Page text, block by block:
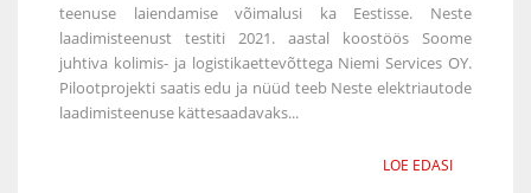
teenuse laiendamise võimalusi ka Eestisse. Neste
laadimisteenust testiti 2021. aastal koostöös Soome
juhtiva kolimis- ja logistikaettevõttega Niemi Services OY.
Pilootprojekti saatis edu ja nüüd teeb Neste elektriautode
laadimisteenuse kättesaadavaks...
LOE EDASI